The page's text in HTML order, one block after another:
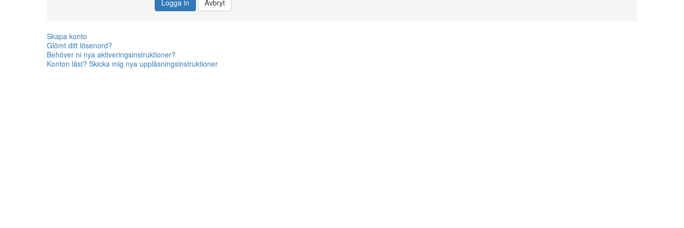
Logga in Avbryt
Skapa konto
Glömt ditt lösenord?
Behöver ni nya aktiveringsinstruktioner?
Konton låst? Skicka mig nya upplåsningsinstruktioner